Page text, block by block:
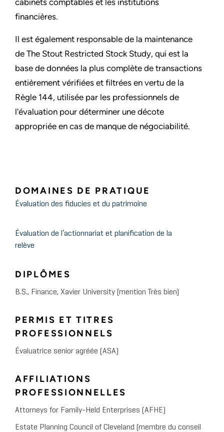
cabinets comptables et les institutions
financières.
Il est également responsable de la maintenance
de The Stout Restricted Stock Study, qui est la
base de données la plus complète de transactions
entièrement vérifiées et filtrées en vertu de la
Règle 144, utilisée par les professionnels de
l'évaluation pour déterminer une décote
appropriée en cas de manque de négociabilité.
DOMAINES DE PRATIQUE
Évaluation des fiducies et du patrimoine
Évaluation de l’actionnariat et planification de la
relève
DIPLÔMES
B.S., Finance, Xavier University (mention Très bien)
PERMIS ET TITRES
PROFESSIONNELS
Évaluatrice senior agréée (ASA)
AFFILIATIONS
PROFESSIONNELLES
Attorneys for Family-Held Enterprises (AFHE)
Estate Planning Council of Cleveland (membre du conseil